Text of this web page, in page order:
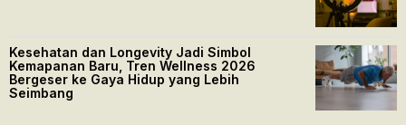
Kesehatan dan Longevity Jadi Simbol
Kemapanan Baru, Tren Wellness 2026
Bergeser ke Gaya Hidup yang Lebih
Seimbang